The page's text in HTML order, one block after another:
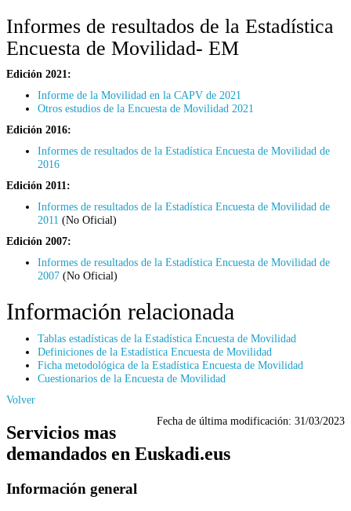
Informes de resultados de la Estadística
Encuesta de Movilidad- EM
Edición 2021:
Informe de la Movilidad en la CAPV de 2021
Otros estudios de la Encuesta de Movilidad 2021
Edición 2016:
Informes de resultados de la Estadística Encuesta de Movilidad de
2016
Edición 2011:
Informes de resultados de la Estadística Encuesta de Movilidad de
2011 (No Oficial)
Edición 2007:
Informes de resultados de la Estadística Encuesta de Movilidad de
2007 (No Oficial)
Información relacionada
Tablas estadísticas de la Estadística Encuesta de Movilidad
Definiciones de la Estadística Encuesta de Movilidad
Ficha metodológica de la Estadística Encuesta de Movilidad
Cuestionarios de la Encuesta de Movilidad
Volver
Fecha de última modificación: 31/03/2023
Servicios mas
demandados en Euskadi.eus
Información general